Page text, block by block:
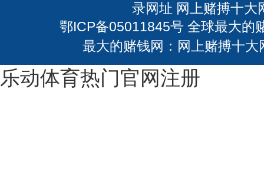
录网址 网上赌搏十大
鄂ICP备05011845号 全球最大的
最大的赌钱网：网上赌搏十
乐动体育热门官网注册